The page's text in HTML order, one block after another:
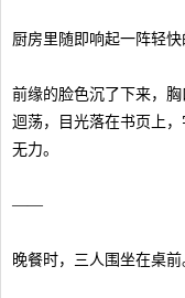
厨房里随即响起一阵轻
前缘的脸色沉了下来，
迴荡，目光落在书页上
无力。
——
晚餐时，三人围坐在桌前